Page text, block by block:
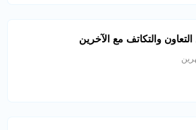
والتكاتف مع الآخرين